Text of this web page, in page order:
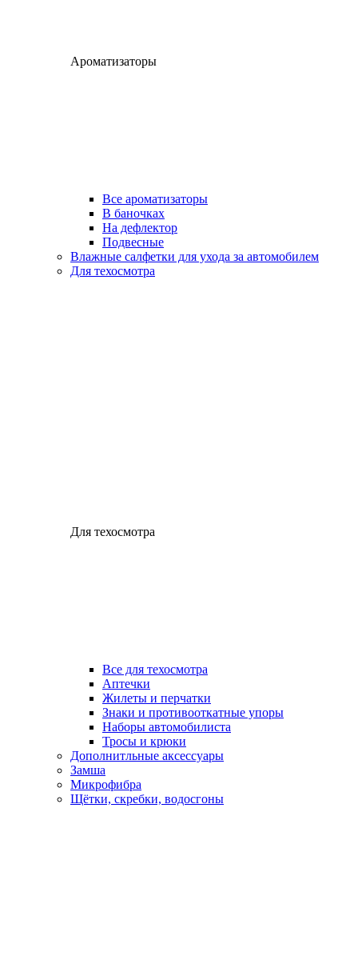
Ароматизаторы
Все ароматизаторы
В баночках
На дефлектор
Подвесные
Влажные салфетки для ухода за автомобилем
Для техосмотра
Для техосмотра
Все для техосмотра
Аптечки
Жилеты и перчатки
Знаки и противооткатные упоры
Наборы автомобилиста
Тросы и крюки
Дополнитльные аксессуары
Замша
Микрофибра
Щётки, скребки, водосгоны